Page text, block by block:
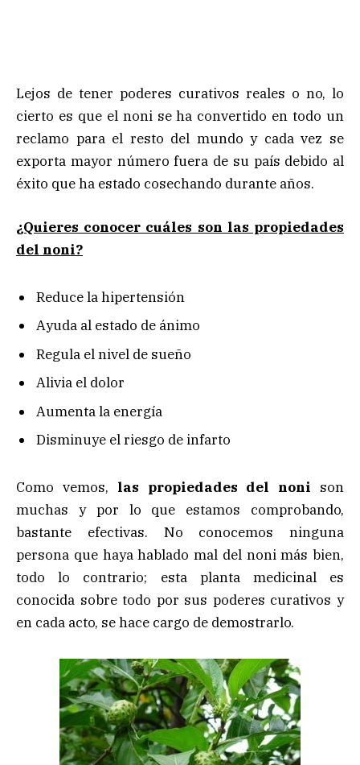
Lejos de tener poderes curativos reales o no, lo
cierto es que el noni se ha convertido en todo un
reclamo para el resto del mundo y cada vez se
exporta mayor número fuera de su país debido al
éxito que ha estado cosechando durante años.
¿Quieres conocer cuáles son las propiedades
del noni?
Reduce la hipertensión
Ayuda al estado de ánimo
Regula el nivel de sueño
Alivia el dolor
Aumenta la energía
Disminuye el riesgo de infarto
Como vemos, las propiedades del noni son
muchas y por lo que estamos comprobando,
bastante efectivas. No conocemos ninguna
persona que haya hablado mal del noni más bien,
todo lo contrario; esta planta medicinal es
conocida sobre todo por sus poderes curativos y
en cada acto, se hace cargo de demostrarlo.